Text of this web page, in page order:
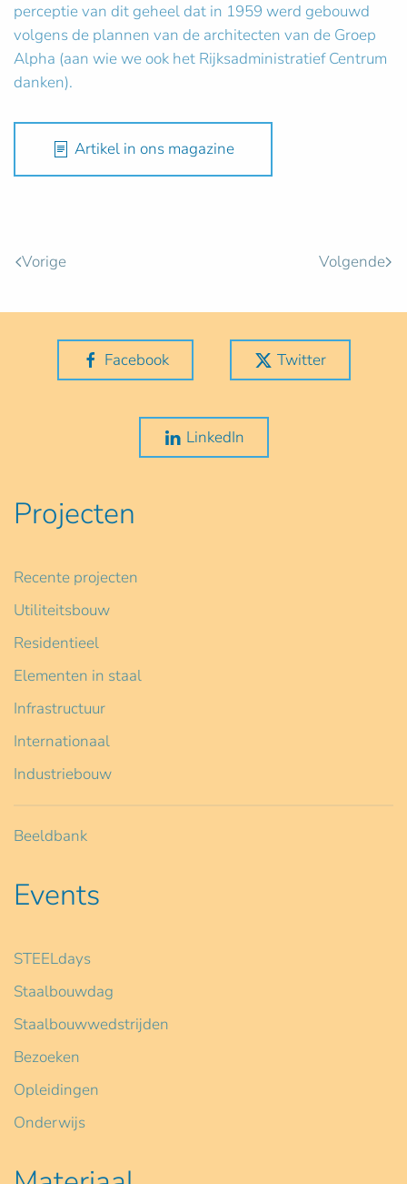
perceptie van dit geheel dat in 1959 werd gebouwd
volgens de plannen van de architecten van de Groep
Alpha (aan wie we ook het Rijksadministratief Centrum
danken).
Artikel in ons magazine
Vorige Volgende
Facebook Twitter
LinkedIn
Projecten
Recente projecten
Utiliteitsbouw
Residentieel
Elementen in staal
Infrastructuur
Internationaal
Industriebouw
Beeldbank
Events
STEELdays
Staalbouwdag
Staalbouwwedstrijden
Bezoeken
Opleidingen
Onderwijs